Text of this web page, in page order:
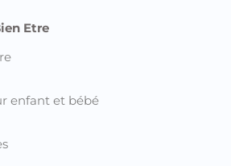
Etre
enfant et bébé